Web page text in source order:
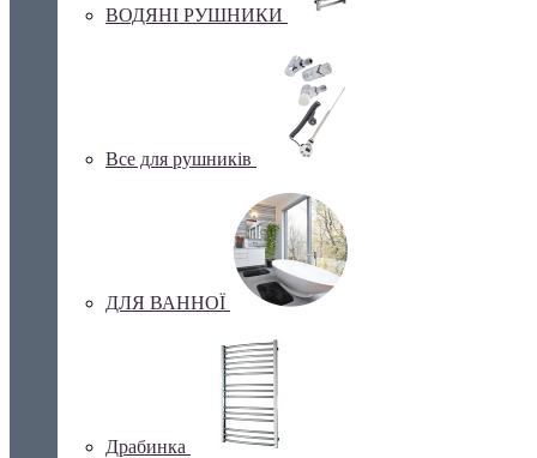
ВОДЯНІ РУШНИКИ
Все для рушників
ДЛЯ ВАННОЇ
Драбинка